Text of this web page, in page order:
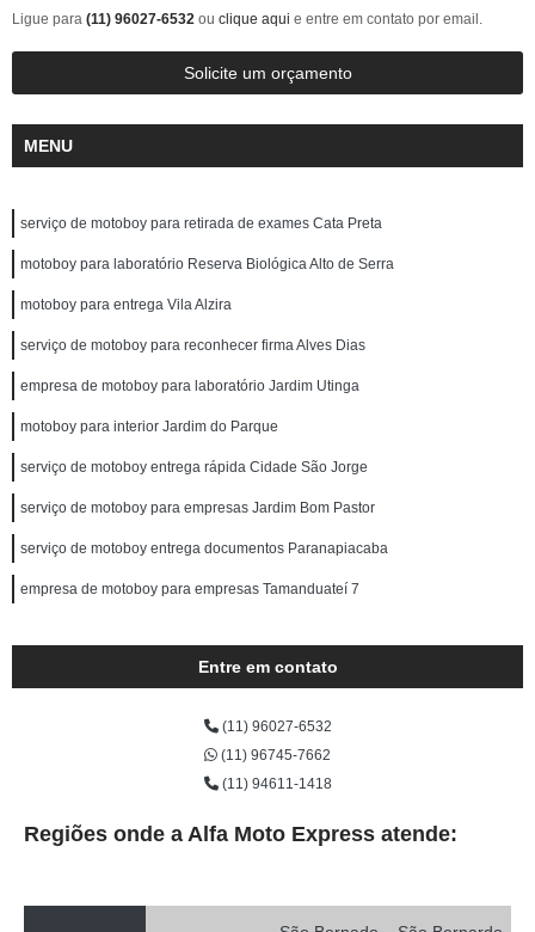
Ligue para (11) 96027-6532 ou clique aqui e entre em contato por email.
Solicite um orçamento
MENU
serviço de motoboy para retirada de exames Cata Preta
motoboy para laboratório Reserva Biológica Alto de Serra
motoboy para entrega Vila Alzira
serviço de motoboy para reconhecer firma Alves Dias
empresa de motoboy para laboratório Jardim Utinga
motoboy para interior Jardim do Parque
serviço de motoboy entrega rápida Cidade São Jorge
serviço de motoboy para empresas Jardim Bom Pastor
serviço de motoboy entrega documentos Paranapiacaba
empresa de motoboy para empresas Tamanduateí 7
Entre em contato
(11) 96027-6532
(11) 96745-7662
(11) 94611-1418
Regiões onde a Alfa Moto Express atende: